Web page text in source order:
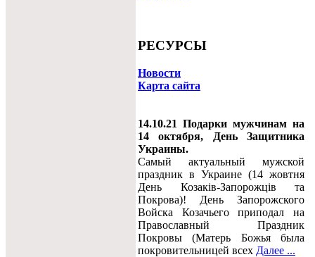
РЕСУРСЫ
Новости
Карта сайта
14.10.21 Подарки мужчинам на
14 октября, День Защитника
Украины.
Самый актуальный мужской
праздник в Украине (14 жовтня
День Козаків-Запорожців та
Покрова)! День Запорожского
Войска Козачьего приподал на
Православный Праздник
Покровы (Матерь Божья была
покровительницей всех Далее ...